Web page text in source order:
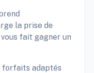
la prise de
fait gagner un
forfaits adaptés